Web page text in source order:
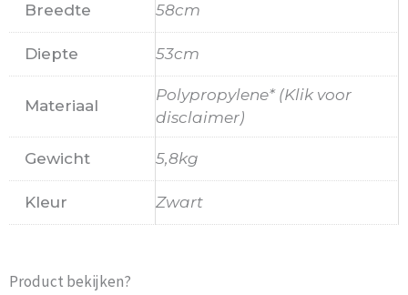
Breedte 58cm
Diepte 53cm
Materiaal
Polypropylene* (Klik voor
disclaimer)
Gewicht 5,8kg
Kleur Zwart
Product bekijken?